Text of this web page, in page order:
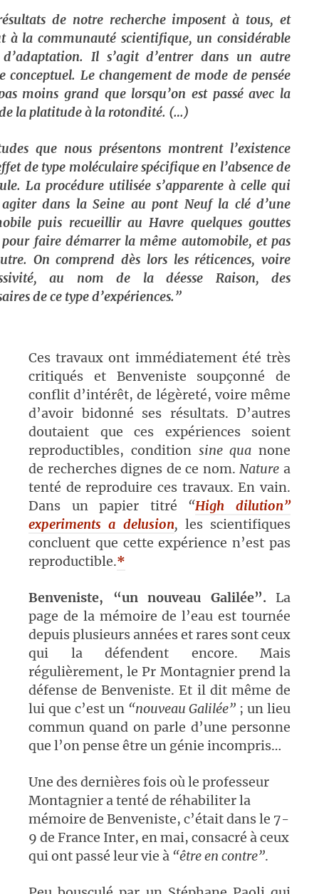
de notre recherche imposent à tous, et
à la communauté scientifique, un considérable
Il s’agit d’entrer dans un autre
conceptuel. Le changement de mode de pensée
moins grand que lorsqu’on est passé avec la
la platitude à la rotondité. (…)
que nous présentons montrent l’existence
de type moléculaire spécifique en l’absence de
La procédure utilisée s’apparente à celle qui
dans la Seine au pont Neuf la clé d’une
puis recueillir au Havre quelques gouttes
pour faire démarrer la même automobile, et pas
On comprend dès lors les réticences, voire
au nom de la déesse Raison, des
de ce type d’expériences.”
Ces travaux ont immédiatement été très
critiqués et Benveniste soupçonné de
conflit d’intérêt, de légèreté, voire même
d’avoir bidonné ses résultats. D’autres
doutaient que ces expériences soient
reproductibles, conditionsine qua none
de recherches dignes de ce nom.Nature a
tenté de reproduire ces travaux. En vain.
Dans un papier titré “High dilution”
experiments a delusion, les scientifiques
concluent que cette expérience n’est pas
reproductible.*
Benveniste, “un nouveau Galilée”. La
page de la mémoire de l’eau est tournée
depuis plusieurs années et rares sont ceux
qui la défendent encore. Mais
régulièrement, le Pr Montagnier prend la
défense de Benveniste. Et il dit même de
lui que c’est un “nouveau Galilée” ; un lieu
commun quand on parle d’une personne
que l’on pense être un génie incompris…
Une des dernières fois où le professeur
Montagnier a tenté de réhabiliter la
mémoire de Benveniste, c’était dans le 7-
9 de France Inter, en mai, consacré à ceux
qui ont passé leur vie à “être en contre”.